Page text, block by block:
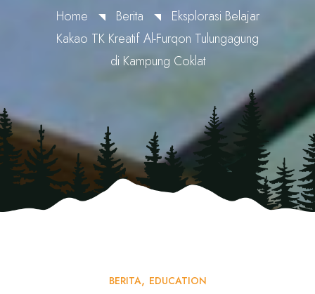
Home Berita
Eksplorasi Belajar
Kakao TK Kreatif Al-Furqon Tulungagung
di Kampung Coklat
BERITA EDUCATION